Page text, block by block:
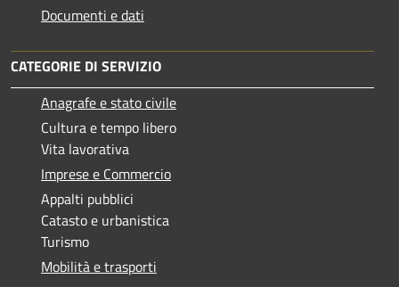
Documenti e dati
CATEGORIE DI SERVIZIO
Anagrafe e stato civile
Cultura e tempo libero
Vita lavorativa
Imprese e Commercio
Appalti pubblici
Catasto e urbanistica
Turismo
Mobilità e trasporti